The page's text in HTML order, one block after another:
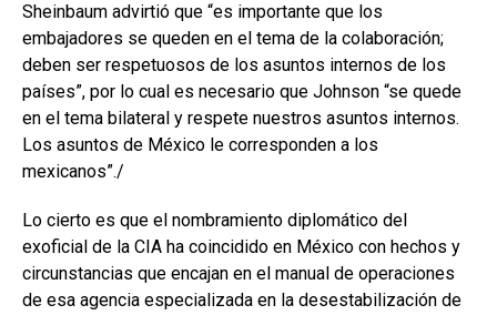
Sheinbaum advirtió que “es importante que los
embajadores se queden en el tema de la colaboración;
deben ser respetuosos de los asuntos internos de los
países”, por lo cual es necesario que Johnson “se quede
en el tema bilateral y respete nuestros asuntos internos.
Los asuntos de México le corresponden a los
mexicanos”./
Lo cierto es que el nombramiento diplomático del
exoficial de la CIA ha coincidido en México con hechos y
circunstancias que encajan en el manual de operaciones
de esa agencia especializada en la desestabilización de